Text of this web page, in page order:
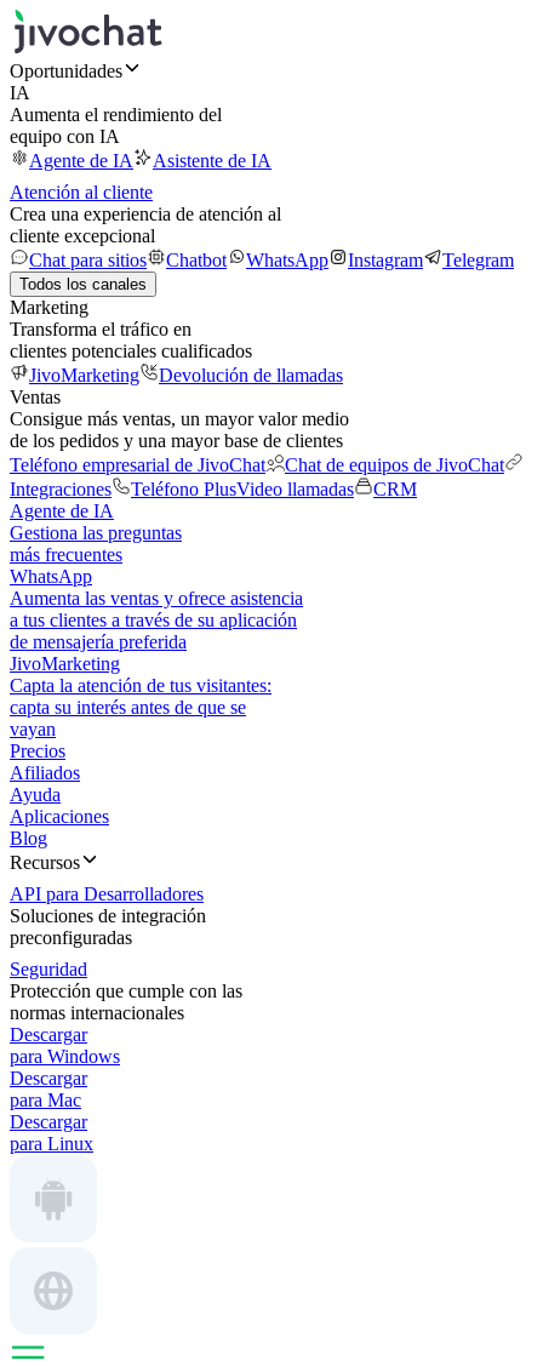
Oportunidades
IA
Aumenta el rendimiento del
equipo con IA
Agente de IA
Asistente de IA
Atención al cliente
Crea una experiencia de atención al
cliente excepcional
Chat para sitios
Chatbot WhatsApp Instagram Telegram
Todos los canales
Marketing
Transforma el tráfico en
clientes potenciales cualificados
JivoMarketing
Devolución de llamadas
Ventas
Consigue más ventas, un mayor valor medio
de los pedidos y una mayor base de clientes
Teléfono empresarial de JivoChat
Chat de equipos de JivoChat
Integraciones
Teléfono PlusVideo llamadas
CRM
Agente de IA
Gestiona las preguntas
más frecuentes
WhatsApp
Aumenta las ventas y ofrece asistencia
a tus clientes a través de su aplicación
de mensajería preferida
JivoMarketing
Capta la atención de tus visitantes:
capta su interés antes de que se
vayan
Precios
Afiliados
Ayuda
Aplicaciones
Blog
Recursos
API para Desarrolladores
Soluciones de integración
preconfiguradas
Seguridad
Protección que cumple con las
normas internacionales
Descargar
para Windows
Descargar
para Mac
Descargar
para Linux